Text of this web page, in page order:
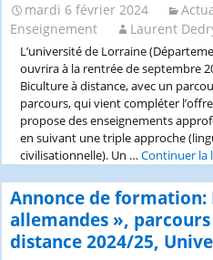
mardi 6 février 2024
Enseignement
Laurent
L’université de Lorraine
ouvrira à la rentrée de septembre
Biculture à distance, avec un
parcours, qui vient compléter
propose des enseignements
en suivant une triple approche
civilisationnelle). Un …Continuer la
Annonce de formation:
allemandes »,
distance 2024/25,